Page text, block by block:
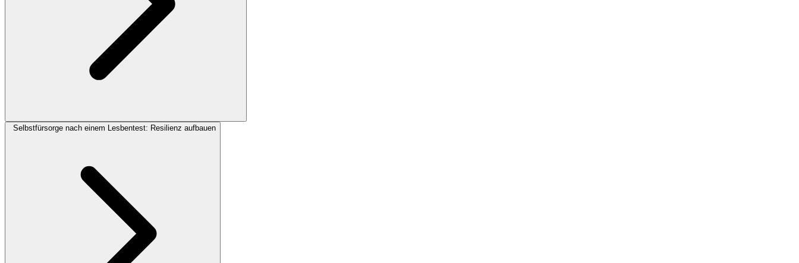
Selbstfürsorge nach einem Lesbentest: Resilienz aufbauen